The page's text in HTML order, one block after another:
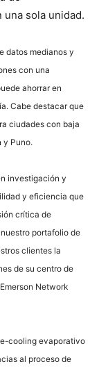
sola unidad.
datos medianos y
con una
ahorrar en
Cabe destacar que
ciudades con baja
y Puno.
investigación y
y eficiencia que
crítica de
portafolio de
clientes la
de su centro de
Network
cooling evaporativo
al proceso de